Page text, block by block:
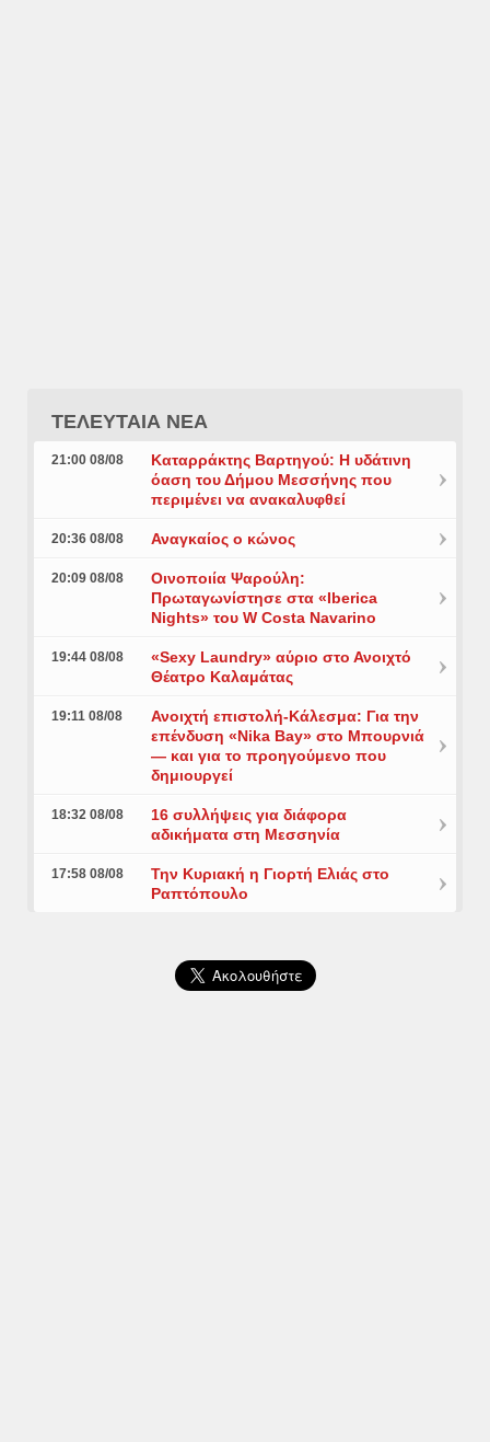
ΤΕΛΕΥΤΑΙΑ ΝΕΑ
21:00 08/08
Καταρράκτης Βαρτηγού: Η υδάτινη
όαση του Δήμου Μεσσήνης που
περιμένει να ανακαλυφθεί
20:36 08/08 Αναγκαίος ο κώνος
20:09 08/08
Οινοποιία Ψαρούλη:
Πρωταγωνίστησε στα «Iberica
Nights» του W Costa Navarino
19:44 08/08
«Sexy Laundry» αύριο στο Ανοιχτό
Θέατρο Καλαμάτας
19:11 08/08
Ανοιχτή επιστολή-Κάλεσμα: Για την
επένδυση «Nika Bay» στο Μπουρνιά
— και για το προηγούμενο που
δημιουργεί
18:32 08/08
16 συλλήψεις για διάφορα
αδικήματα στη Μεσσηνία
17:58 08/08
Την Κυριακή η Γιορτή Ελιάς στο
Ραπτόπουλο